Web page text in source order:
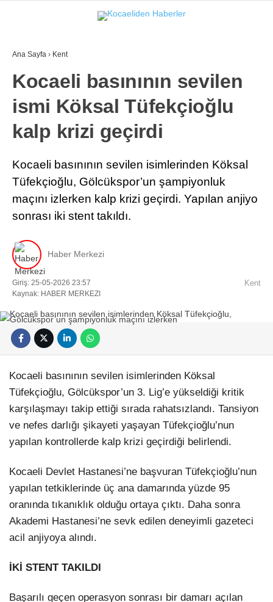
Ana Sayfa › Kent
Kocaeli basınının sevilen
ismi Köksal Tüfekçioğlu
kalp krizi geçirdi
Kocaeli basınının sevilen isimlerinden Köksal
Tüfekçioğlu, Gölcükspor’un şampiyonluk
maçını izlerken kalp krizi geçirdi. Yapılan anjiyo
sonrası iki stent takıldı.
Haber Merkezi
Giriş: 25-05-2026 23:57
Kaynak: HABER MERKEZI
Kent
Kocaeli basınının sevilen isimlerinden Köksal
Tüfekçioğlu, Gölcükspor’un 3. Lig’e yükseldiği kritik
karşılaşmayı takip ettiği sırada rahatsızlandı. Tansiyon
ve nefes darlığı şikayeti yaşayan Tüfekçioğlu’nun
yapılan kontrollerde kalp krizi geçirdiği belirlendi.
Kocaeli Devlet Hastanesi’ne başvuran Tüfekçioğlu’nun
yapılan tetkiklerinde üç ana damarında yüzde 95
oranında tıkanıklık olduğu ortaya çıktı. Daha sonra
Akademi Hastanesi’ne sevk edilen deneyimli gazeteci
acil anjiyoya alındı.
İKİ STENT TAKILDI
Başarılı geçen operasyon sonrası bir damarı açılan